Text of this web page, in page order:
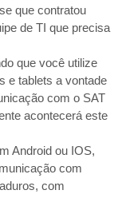
que contratou
de TI que precisa
que você utilize
e tablets a vontade
com o SAT
acontecerá este
Android ou IOS,
com
com